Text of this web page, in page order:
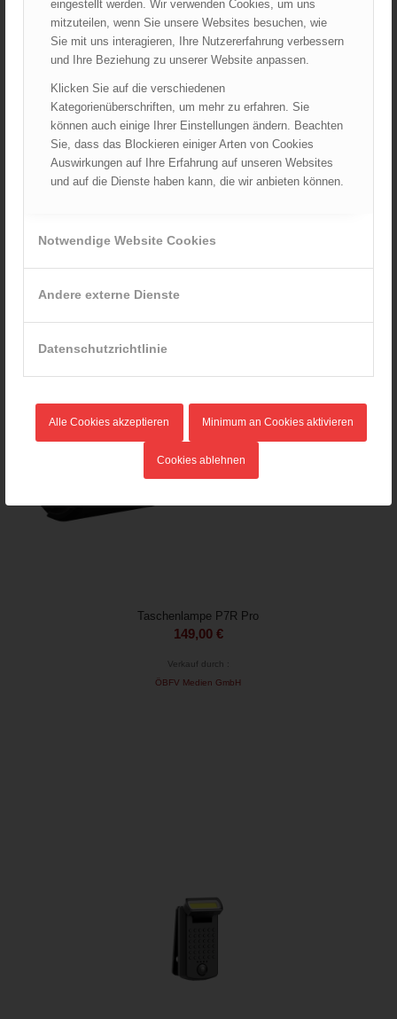
eingestellt werden. Wir verwenden Cookies, um uns
mitzuteilen, wenn Sie unsere Websites besuchen, wie
Sie mit uns interagieren, Ihre Nutzererfahrung verbessern
und Ihre Beziehung zu unserer Website anpassen.
Klicken Sie auf die verschiedenen
Kategorienüberschriften, um mehr zu erfahren. Sie
können auch einige Ihrer Einstellungen ändern. Beachten
Sie, dass das Blockieren einiger Arten von Cookies
Auswirkungen auf Ihre Erfahrung auf unseren Websites
und auf die Dienste haben kann, die wir anbieten können.
Notwendige Website Cookies
Andere externe Dienste
Datenschutzrichtlinie
Alle Cookies akzeptieren Minimum an Cookies aktivieren
Cookies ablehnen
Stirnlampe HF6R Work
79,90€
Taschenlampe P7R Pro
149,00 €
Verkauf durch :
ÖBFV Medien GmbH